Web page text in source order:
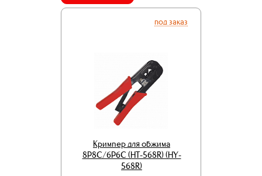
под заказ
Кримпер для обжима
8P8C/6P6C (HT-568R) (HY-
568R)